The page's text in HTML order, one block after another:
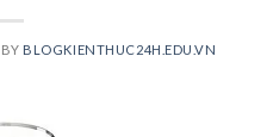
BY BLOGKIENTHUC24H.EDU.VN